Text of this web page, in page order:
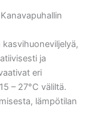
ja
eri
– 27°C väliltä.
lämpötilan